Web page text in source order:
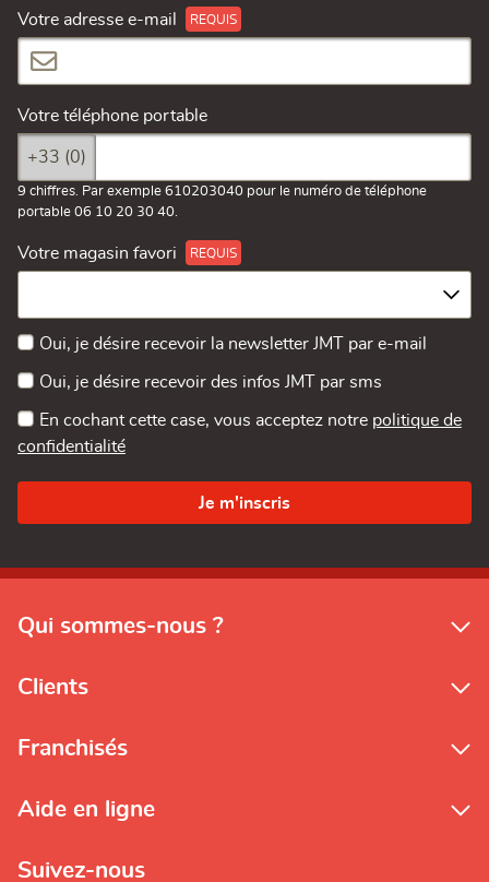
Votre adresse e-mail
Votre téléphone portable
+33 (0)
9 chiffres. Par exemple 610203040 pour le numéro de téléphone
portable 06 10 20 30 40.
Votre magasin favori
Oui, je désire recevoir la newsletter JMT par e-mail
Oui, je désire recevoir des infos JMT par sms
En cochant cette case, vous acceptez notre politique de
confidentialité
Qui sommes-nous ?
Clients
Franchisés
Aide en ligne
Suivez-nous